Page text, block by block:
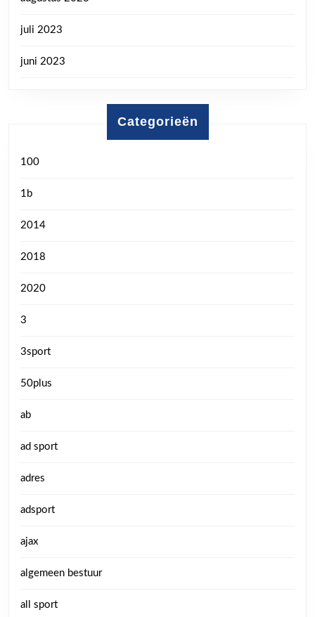
juli 2023
juni 2023
Categorieën
100
1b
2014
2018
2020
3
3sport
50plus
ab
ad sport
adres
adsport
ajax
algemeen bestuur
all sport